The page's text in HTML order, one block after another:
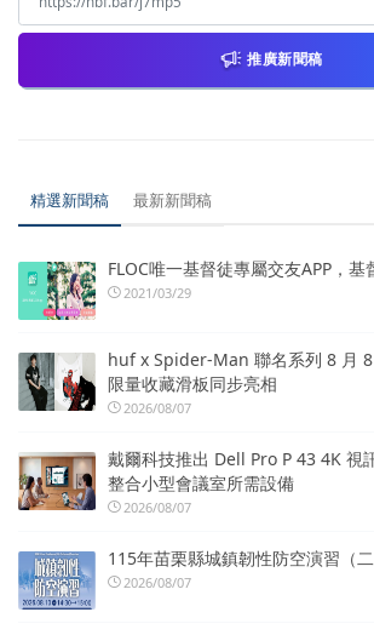
推廣新聞稿
精選新聞稿 最新新聞稿
FLOC唯一基督徒專屬交友APP，基
2021/03/29
huf x Spider-Man 聯名系列 8 月
限量收藏滑板同步亮相
2026/08/07
戴爾科技推出 Dell Pro P 43 4K
整合小型會議室所需設備
2026/08/07
115年苗栗縣城鎮韌性防空演習（二
2026/08/07